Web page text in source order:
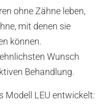
ohne Zähne leben,
mit denen sie
können.
Wunsch
Behandlung.
Modell LEU entwickelt: